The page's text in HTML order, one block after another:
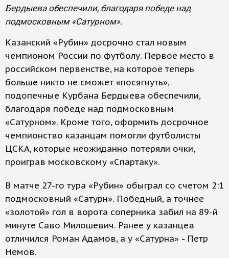
Бердыева обеспечили, благодаря победе над
подмосковным «Сатурном».
Казанский «Рубин» досрочно стал новым
чемпионом России по футболу. Первое место в
российском первенстве, на которое теперь
больше никто не сможет «посягнуть»,
подопечные Курбана Бердыева обеспечили,
благодаря победе над подмосковным
«Сатурном». Кроме того, оформить досрочное
чемпионство казанцам помогли футболисты
ЦСКА, которые неожиданно потеряли очки,
проиграв московскому «Спартаку».
В матче 27-го тура «Рубин» обыграл со счетом 2:1
подмосковный «Сатурн». Победный, а точнее
«золотой» гол в ворота соперника забил на 89-й
минуте Саво Милошевич. Ранее у казанцев
отличился Роман Адамов, а у «Сатурна» - Петр
Немов.